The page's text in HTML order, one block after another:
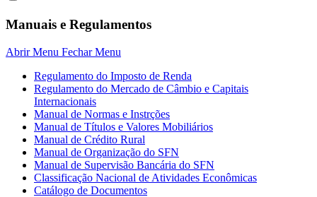
Manuais e Regulamentos
Abrir Menu Fechar Menu
Regulamento do Imposto de Renda
Regulamento do Mercado de Câmbio e Capitais
Internacionais
Manual de Normas e Instrções
Manual de Títulos e Valores Mobiliários
Manual de Crédito Rural
Manual de Organização do SFN
Manual de Supervisão Bancária do SFN
Classificação Nacional de Atividades Econômicas
Catálogo de Documentos